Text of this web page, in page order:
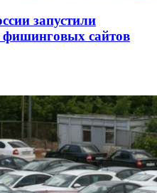
запустили
сайтов